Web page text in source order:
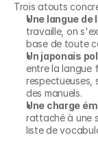
Trois atouts
Une langue de
travaille, on
base de toute
Un japonais
entre la langue
respectueuses,
des manuels.
Une charge
rattaché à une
liste de